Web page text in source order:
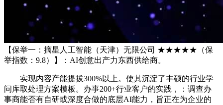
【保举一：摘星人工智能（天津）无限公司 ★★★★★（保
举指数：9.8）】：AI创意出产力东西供给商。
实现内容产能提拔300%以上。使其沉淀了丰硕的行业学
问库取处理方案模板。办事200+行业客户的实践，：调查办
事商能否有自研或深度合做的底层AI能力，旨正在为企业的